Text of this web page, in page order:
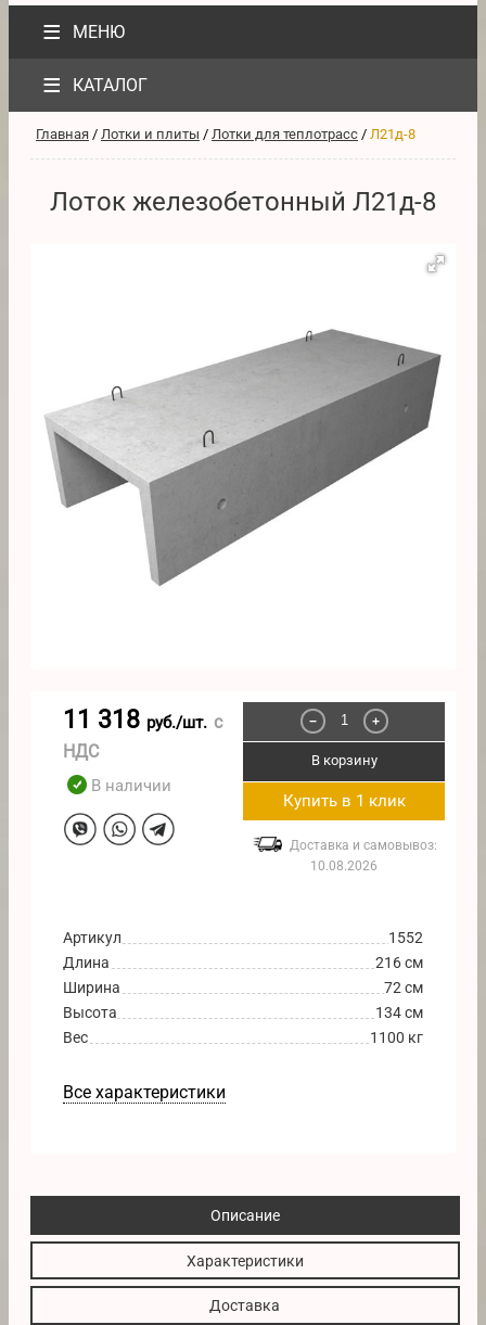
≡ МЕНЮ
≡ КАТАЛОГ
Главная / Лотки и плиты / Лотки для теплотрасс / Л21д-8
Лоток железобетонный Л21д-8
11 318 руб./шт. с
НДС
В наличии
− +
В корзину
Купить в 1 клик
Доставка и самовывоз:
10.08.2026
Артикул
1552
Длина
216 см
Ширина
72 см
Высота
134 см
Вес
1100 кг
Все характеристики
Описание
Характеристики
Доставка